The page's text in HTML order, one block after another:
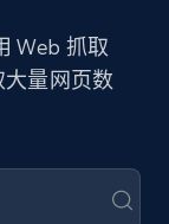
Web 抓取
量网页数